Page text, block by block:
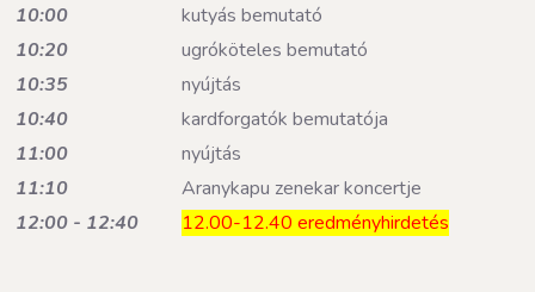
10:00
kutyás bemutató
10:20
ugróköteles bemutató
10:35
nyújtás
10:40
kardforgatók bemutatója
11:00
nyújtás
11:10
Aranykapu zenekar koncertje
12:00 - 12:40
12.00-12.40 eredményhirdetés